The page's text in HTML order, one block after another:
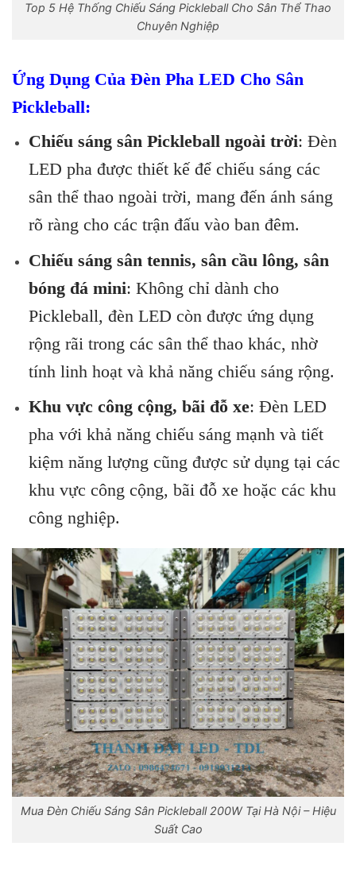
Top 5 Hệ Thống Chiếu Sáng Pickleball Cho Sân Thể Thao
Chuyên Nghiệp
Ứng Dụng Của Đèn Pha LED Cho Sân
Pickleball:
Chiếu sáng sân Pickleball ngoài trời: Đèn
LED pha được thiết kế để chiếu sáng các
sân thể thao ngoài trời, mang đến ánh sáng
rõ ràng cho các trận đấu vào ban đêm.
Chiếu sáng sân tennis, sân cầu lông, sân
bóng đá mini: Không chỉ dành cho
Pickleball, đèn LED còn được ứng dụng
rộng rãi trong các sân thể thao khác, nhờ
tính linh hoạt và khả năng chiếu sáng rộng.
Khu vực công cộng, bãi đỗ xe: Đèn LED
pha với khả năng chiếu sáng mạnh và tiết
kiệm năng lượng cũng được sử dụng tại các
khu vực công cộng, bãi đỗ xe hoặc các khu
công nghiệp.
Mua Đèn Chiếu Sáng Sân Pickleball 200W Tại Hà Nội – Hiệu
Suất Cao